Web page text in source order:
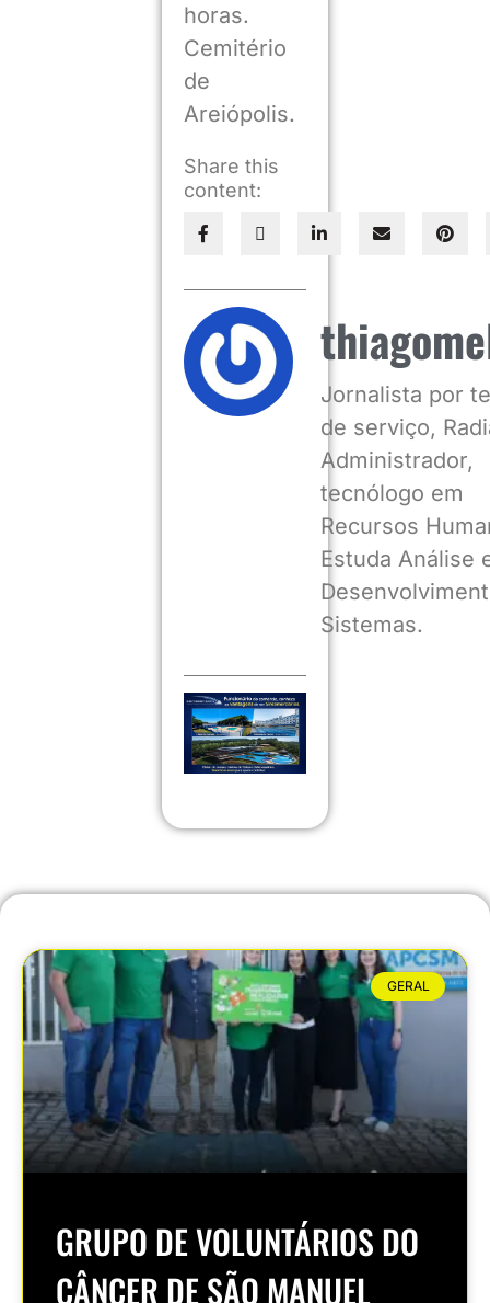
horas.
Cemitério
de
Areiópolis.
Share this
content:
Jornalista por
de serviço,
Administrador,
tecnólogo em
Recursos
Estuda Análise
Sistemas.
GERAL
GRUPO DE VOLUNTÁRIOS DO
CÂNCER DE SÃO MANUEL